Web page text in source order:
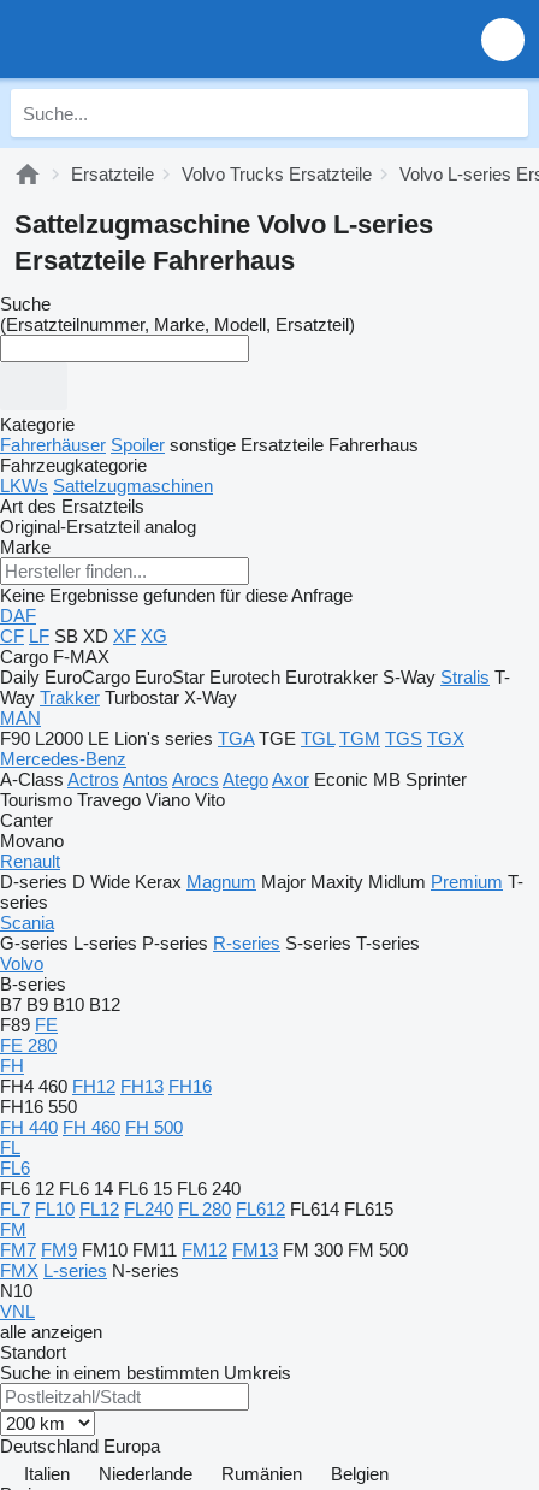
Ersatzteile Volvo Trucks Ersatzteile Volvo L-series
Sattelzugmaschine Volvo L-series
Ersatzteile Fahrerhaus
Suche
(Ersatzteilnummer, Marke, Modell, Ersatzteil)
Kategorie
Fahrerhäuser Spoiler sonstige Ersatzteile Fahrerhaus
Fahrzeugkategorie
LKWs Sattelzugmaschinen
Art des Ersatzteils
Original-Ersatzteil analog
Marke
Keine Ergebnisse gefunden für diese Anfrage
DAF
CF LF SB XD XF XG
Cargo F-MAX
Daily EuroCargo EuroStar Eurotech Eurotrakker S-Way Stralis T-
Way Trakker Turbostar X-Way
MAN
F90 L2000 LE Lion's series TGA TGE TGL TGM TGS TGX
Mercedes-Benz
A-Class Actros Antos Arocs AtegoAxor Econic MB Sprinter
Tourismo Travego Viano Vito
Canter
Movano
Renault
D-series D Wide Kerax Magnum Major Maxity Midlum Premium T-
series
Scania
G-series L-series P-series R-series S-series T-series
Volvo
B-series
B7 B9 B10 B12
F89 FE
FE 280
FH
FH4 460 FH12 FH13 FH16
FH16 550
FH 440 FH 460 FH 500
FL
FL6
FL6 12 FL6 14 FL6 15 FL6 240
FL7 FL10 FL12 FL240 FL 280 FL612 FL614 FL615
FM
FM7 FM9 FM10 FM11 FM12 FM13 FM 300 FM 500
FMX L-series N-series
N10
VNL
alle anzeigen
Standort
Suche in einem bestimmten Umkreis
Deutschland Europa
Italien
Niederlande Rumänien
Belgien